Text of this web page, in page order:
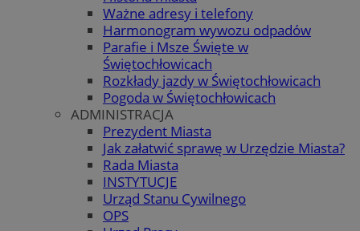
Ważne adresy i telefony
Harmonogram wywozu odpadów
Parafie i Msze Święte w
Świętochłowicach
Rozkłady jazdy w Świętochłowicach
Pogoda w Świętochłowicach
ADMINISTRACJA
Prezydent Miasta
Jak załatwić sprawę w Urzędzie Miasta?
Rada Miasta
INSTYTUCJE
Urząd Stanu Cywilnego
OPS